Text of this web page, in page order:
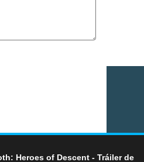
Heroes of Descent - Tráiler de